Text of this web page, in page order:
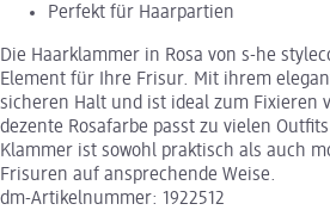
Perfekt für Haarpartien
Die Haarklammer in Rosa von s-he
Element für Ihre Frisur. Mit ihrem
sicheren Halt und ist ideal zum Fixieren
dezente Rosafarbe passt zu vielen
Klammer ist sowohl praktisch als auch
Frisuren auf ansprechende Weise.
dm-Artikelnummer: 1922512